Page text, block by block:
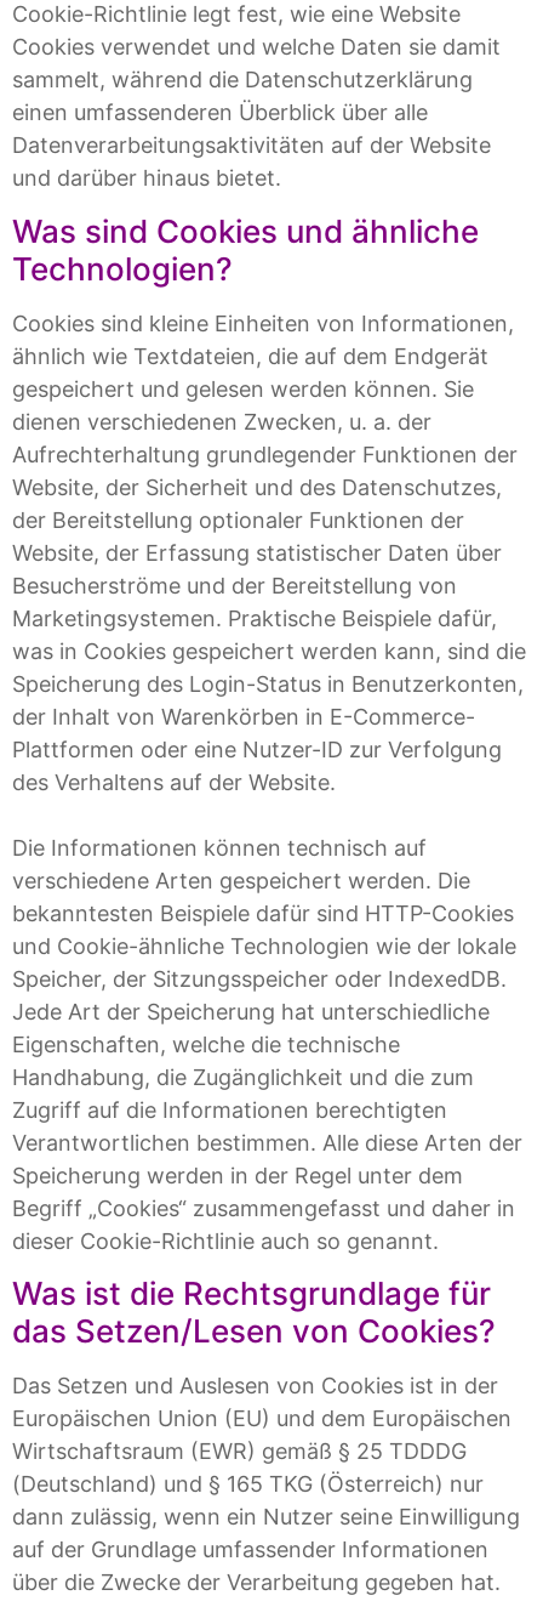
Cookie-Richtlinie legt fest, wie eine Website
Cookies verwendet und welche Daten sie damit
sammelt, während die Datenschutzerklärung
einen umfassenderen Überblick über alle
Datenverarbeitungsaktivitäten auf der Website
und darüber hinaus bietet.
Was sind Cookies und ähnliche
Technologien?
Cookies sind kleine Einheiten von Informationen,
ähnlich wie Textdateien, die auf dem Endgerät
gespeichert und gelesen werden können. Sie
dienen verschiedenen Zwecken, u. a. der
Aufrechterhaltung grundlegender Funktionen der
Website, der Sicherheit und des Datenschutzes,
der Bereitstellung optionaler Funktionen der
Website, der Erfassung statistischer Daten über
Besucherströme und der Bereitstellung von
Marketingsystemen. Praktische Beispiele dafür,
was in Cookies gespeichert werden kann, sind die
Speicherung des Login-Status in Benutzerkonten,
der Inhalt von Warenkörben in E-Commerce-
Plattformen oder eine Nutzer-ID zur Verfolgung
des Verhaltens auf der Website.
Die Informationen können technisch auf
verschiedene Arten gespeichert werden. Die
bekanntesten Beispiele dafür sind HTTP-Cookies
und Cookie-ähnliche Technologien wie der lokale
Speicher, der Sitzungsspeicher oder IndexedDB.
Jede Art der Speicherung hat unterschiedliche
Eigenschaften, welche die technische
Handhabung, die Zugänglichkeit und die zum
Zugriff auf die Informationen berechtigten
Verantwortlichen bestimmen. Alle diese Arten der
Speicherung werden in der Regel unter dem
Begriff „Cookies“ zusammengefasst und daher in
dieser Cookie-Richtlinie auch so genannt.
Was ist die Rechtsgrundlage für
das Setzen/Lesen von Cookies?
Das Setzen und Auslesen von Cookies ist in der
Europäischen Union (EU) und dem Europäischen
Wirtschaftsraum (EWR) gemäß § 25 TDDDG
(Deutschland) und § 165 TKG (Österreich) nur
dann zulässig, wenn ein Nutzer seine Einwilligung
auf der Grundlage umfassender Informationen
über die Zwecke der Verarbeitung gegeben hat.